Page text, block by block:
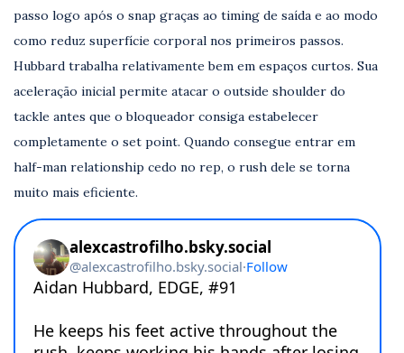
passo logo após o snap graças ao timing de saída e ao modo
como reduz superfície corporal nos primeiros passos.
Hubbard trabalha relativamente bem em espaços curtos. Sua
aceleração inicial permite atacar o outside shoulder do
tackle antes que o bloqueador consiga estabelecer
completamente o set point. Quando consegue entrar em
half-man relationship cedo no rep, o rush dele se torna
muito mais eficiente.